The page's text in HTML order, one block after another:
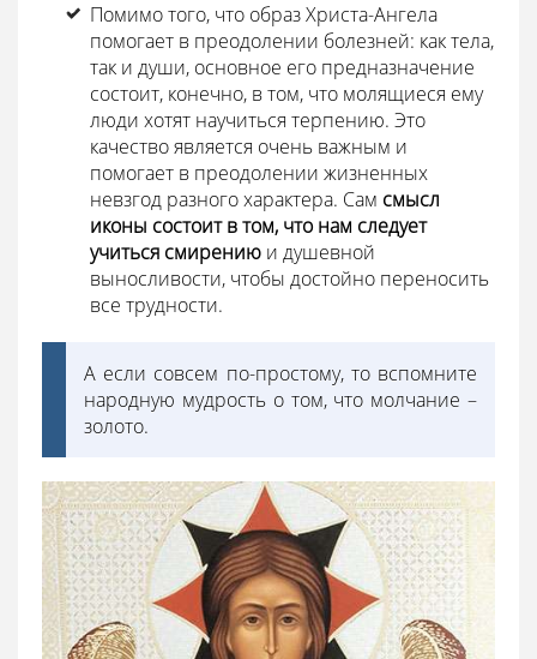
Помимо того, что образ Христа-Ангела
помогает в преодолении болезней: как тела,
так и души, основное его предназначение
состоит, конечно, в том, что молящиеся ему
люди хотят научиться терпению. Это
качество является очень важным и
помогает в преодолении жизненных
невзгод разного характера. Сам смысл
иконы состоит в том, что нам следует
учиться смирению и душевной
выносливости, чтобы достойно переносить
все трудности.
А если совсем по-простому, то вспомните
народную мудрость о том, что молчание –
золото.